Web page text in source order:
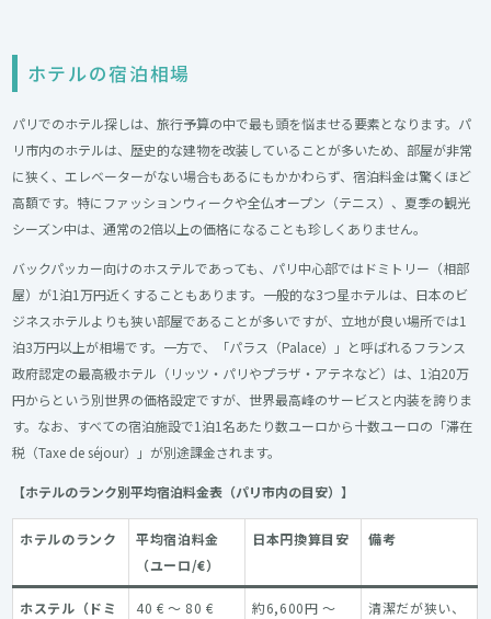
ホテルの宿泊相場
パリでのホテル探しは、旅行予算の中で最も頭を悩ませる要素となります。パ
リ市内のホテルは、歴史的な建物を改装していることが多いため、部屋が非常
に狭く、エレベーターがない場合もあるにもかかわらず、宿泊料金は驚くほど
高額です。特にファッションウィークや全仏オープン（テニス）、夏季の観光
シーズン中は、通常の2倍以上の価格になることも珍しくありません。
バックパッカー向けのホステルであっても、パリ中心部ではドミトリー（相部
屋）が1泊1万円近くすることもあります。一般的な3つ星ホテルは、日本のビ
ジネスホテルよりも狭い部屋であることが多いですが、立地が良い場所では1
泊3万円以上が相場です。一方で、「パラス（Palace）」と呼ばれるフランス
政府認定の最高級ホテル（リッツ・パリやプラザ・アテネなど）は、1泊20万
円からという別世界の価格設定ですが、世界最高峰のサービスと内装を誇りま
す。なお、すべての宿泊施設で1泊1名あたり数ユーロから十数ユーロの「滞在
税（Taxe de séjour）」が別途課金されます。
【ホテルのランク別平均宿泊料金表（パリ市内の目安）】
ホテルのランク
平均宿泊料金
（ユーロ/€）
日本円換算目安 備考
ホステル（ドミ
40 € ～ 80 €
約6,600円 ～
清潔だが狭い、